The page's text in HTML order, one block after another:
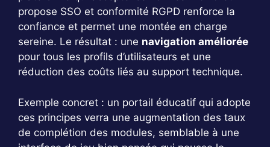
propose SSO et conformité RGPD renforce la
confiance et permet une montée en charge
sereine. Le résultat : une navigation améliorée
pour tous les profils d’utilisateurs et une
réduction des coûts liés au support technique.
Exemple concret : un portail éducatif qui adopte
ces principes verra une augmentation des taux
de complétion des modules, semblable à une